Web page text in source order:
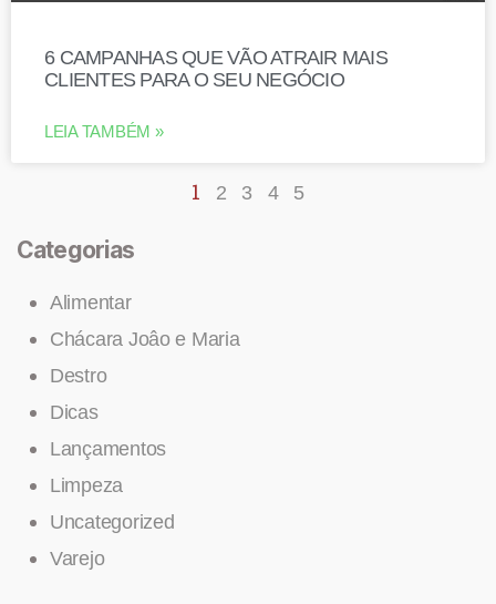
6 CAMPANHAS QUE VÃO ATRAIR MAIS
CLIENTES PARA O SEU NEGÓCIO
LEIA TAMBÉM »
1 2 3 4 5
Categorias
Alimentar
Chácara Joâo e Maria
Destro
Dicas
Lançamentos
Limpeza
Uncategorized
Varejo